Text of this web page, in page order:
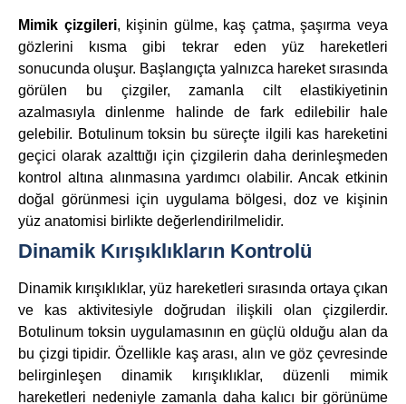
Mimik çizgileri, kişinin gülme, kaş çatma, şaşırma veya
gözlerini kısma gibi tekrar eden yüz hareketleri
sonucunda oluşur. Başlangıçta yalnızca hareket sırasında
görülen bu çizgiler, zamanla cilt elastikiyetinin
azalmasıyla dinlenme halinde de fark edilebilir hale
gelebilir. Botulinum toksin bu süreçte ilgili kas hareketini
geçici olarak azalttığı için çizgilerin daha derinleşmeden
kontrol altına alınmasına yardımcı olabilir. Ancak etkinin
doğal görünmesi için uygulama bölgesi, doz ve kişinin
yüz anatomisi birlikte değerlendirilmelidir.
Dinamik Kırışıklıkların Kontrolü
Dinamik kırışıklıklar, yüz hareketleri sırasında ortaya çıkan
ve kas aktivitesiyle doğrudan ilişkili olan çizgilerdir.
Botulinum toksin uygulamasının en güçlü olduğu alan da
bu çizgi tipidir. Özellikle kaş arası, alın ve göz çevresinde
belirginleşen dinamik kırışıklıklar, düzenli mimik
hareketleri nedeniyle zamanla daha kalıcı bir görünüme